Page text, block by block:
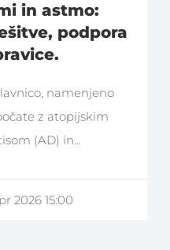
in astmo:
podpora
namenjeno
z atopijskim
(AD) in...
2026 15:00